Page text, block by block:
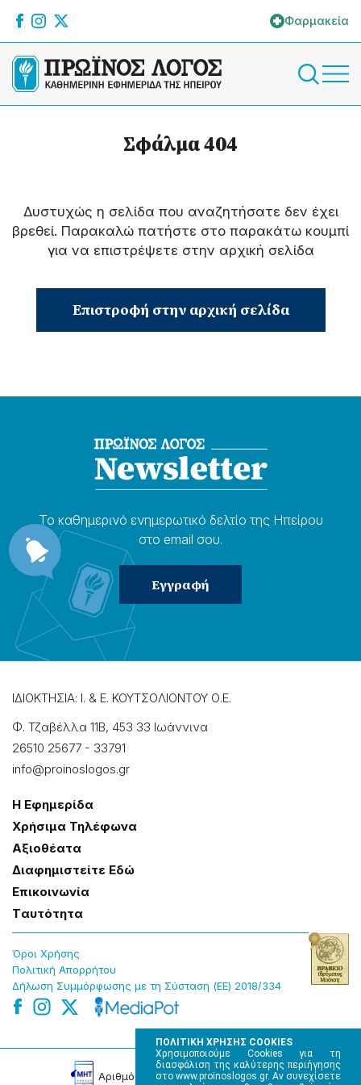
ΠΟΛΙΤΙΚΗ ΧΡΗΣΗΣ COOKIES
Χρησιμοποιούμε Cookies για τη
διασφάλιση της καλύτερης περιήγησης
στο www.proinoslogos.gr. Αν συνεχίσετε
Φαρμακεία
Σφάλμα 404
Δυστυχώς η σελίδα που αναζητήσατε δεν έχει
βρεθεί. Παρακαλώ πατήστε στο παρακάτω κουμπί
για να επιστρέψετε στην αρχική σελίδα
Επιστροφή στην αρχική σελίδα
Το καθημερɩνό ενημερωτɩκό δελτίο της Ηπείρου
στο email σου.
ΙΔΙΟΚΤΗΣΙΑ: Ι. & Ε. ΚΟΥΤΣΟΛΙΟΝΤΟΥ Ο.Ε.
Φ. Τζαβέλλα 11Β, 453 33 Ιωάννɩνα
26510 25677 - 33791
info@proinoslogos.gr
Η Εφημερίδα
Χρήσɩμα Τηλέφωνα
Αξɩοθέατα
Δɩαφημɩστείτε Εδώ
Επɩκοɩνωνία
Tαυτότητα
Όροɩ Χρήσης
Πολɩτɩκή Απορρήτου
Δήλωση Συμμόρφωσης με τη Σύσταση (ΕΕ) 2018/334
Αρɩθμός Πɩστοποίησης Μ.Η.Τ. 220242